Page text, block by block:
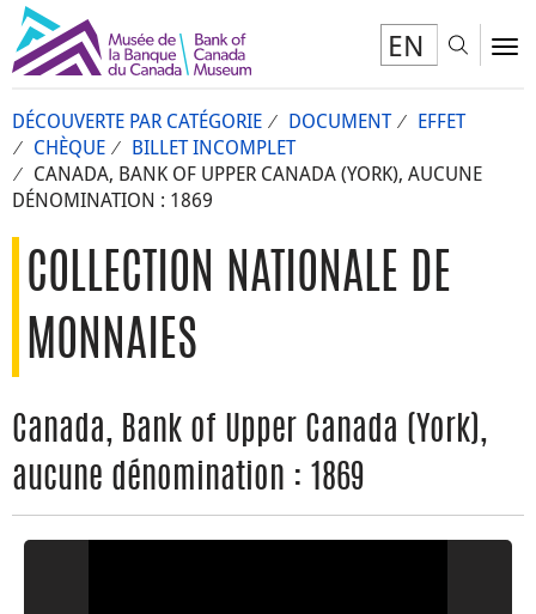
EN
DÉCOUVERTE PAR CATÉGORIE DOCUMENT
EFFET
CHÈQUE
BILLET INCOMPLET
CANADA, BANK OF UPPER CANADA (YORK), AUCUNE
DÉNOMINATION : 1869
COLLECTION NATIONALE DE
MONNAIES
Canada, Bank of Upper Canada (York),
aucune dénomination : 1869